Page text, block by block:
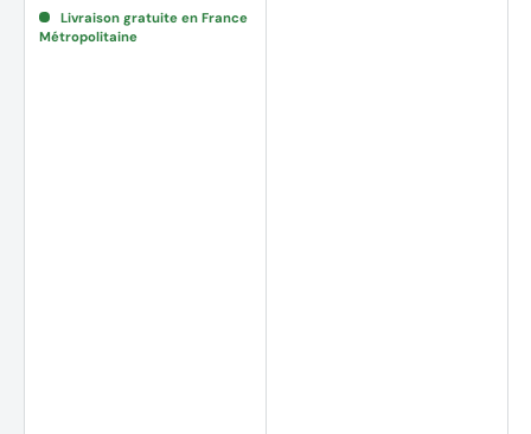
Livraison gratuite en France
Métropolitaine